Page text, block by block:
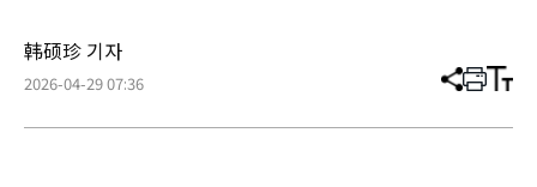
韩硕珍 기자
2026-04-29 07:36 分
章
打 调
小